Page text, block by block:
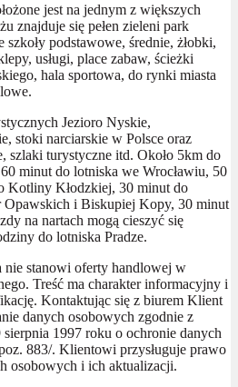
jest na jednym z większych
znajduje się pełen zieleni park
podstawowe, średnie, żłobki,
usługi, place zabaw, ścieżki
hala sportowa, do rynki miasta
Jezioro Nyskie,
stoki narciarskie w Polsce oraz
szlaki turystyczne itd. Około 5km do
minut do lotniska we Wrocławiu, 50
Kotliny Kłodzkiej, 30 minut do
Opawskich i Biskupiej Kopy, 30 minut
na nartach mogą cieszyć się
do lotniska Pradze.
nie stanowi oferty handlowej w
Treść ma charakter informacyjny i
Kontaktując się z biurem Klient
danych osobowych zgodnie z
1997 roku o ochronie danych
883/. Klientowi przysługuje prawo
osobowych i ich aktualizacji.